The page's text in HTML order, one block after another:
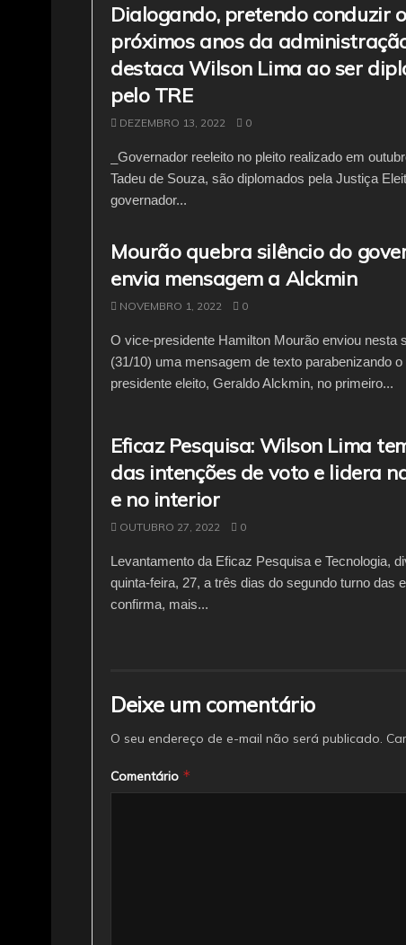
Dialogando, pretendo conduzir
próximos anos da
destaca Wilson Lima ao ser
pelo TRE
DEZEMBRO 13, 2022 0
_Governador reeleito no pleito realizado em
Tadeu de Souza, são diplomados pela Justiça
governador...
Mourão quebra silêncio do
envia mensagem a Alckmin
NOVEMBRO 1, 2022 0
O vice-presidente Hamilton Mourão enviou nesta
(31/10) uma mensagem de texto parabenizando
presidente eleito, Geraldo Alckmin, no primeiro...
Eficaz Pesquisa: Wilson Lima
das intenções de voto e lidera
e no interior
OUTUBRO 27, 2022 0
Levantamento da Eficaz Pesquisa e Tecnologia,
quinta-feira, 27, a três dias do segundo turno das
confirma, mais...
Deixe um comentário
O seu endereço de e-mail não será publicado.
Comentário *